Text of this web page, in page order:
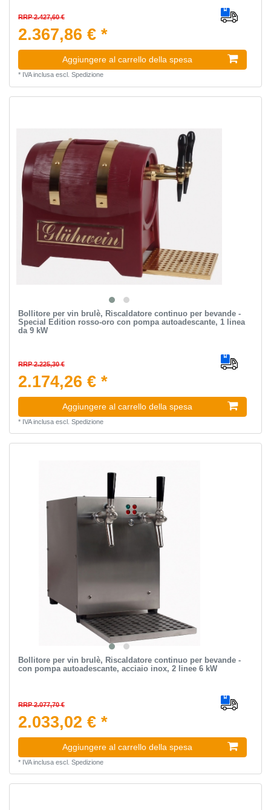
RRP 2.427,60 €
2.367,86 € *
Aggiungere al carrello della spesa
* IVA inclusaescl. Spedizione
Bollitore per vin brulè, Riscaldatore continuo per bevande -
Special Edition rosso-oro con pompa autoadescante, 1 linea
da 9 kW
RRP 2.225,30 €
2.174,26 € *
Aggiungere al carrello della spesa
* IVA inclusaescl. Spedizione
Bollitore per vin brulè, Riscaldatore continuo per bevande -
con pompa autoadescante, acciaio inox, 2 linee 6 kW
RRP 2.077,70 €
2.033,02 € *
Aggiungere al carrello della spesa
* IVA inclusaescl. Spedizione